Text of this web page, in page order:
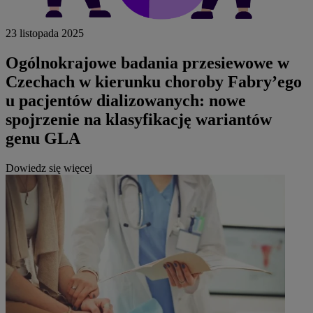
23 listopada 2025
Ogólnokrajowe badania przesiewowe w
Czechach w kierunku choroby Fabry’ego
u pacjentów dializowanych: nowe
spojrzenie na klasyfikację wariantów
genu GLA
Dowiedz się więcej